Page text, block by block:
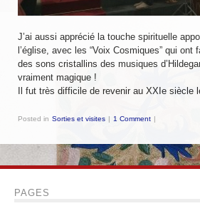
CONTACT
CHAMBRE PRIVÉE
Orga Andilly 2015
J’ai aussi apprécié la touche spirituelle
l’église, avec les “Voix Cosmiques” qui
des sons cristallins des musiques
vraiment magique !
Il fut très difficile de revenir au XXIe siècle
Posted in Sorties et visites | 1 Comment |
PAGES